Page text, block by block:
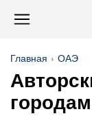
Главная ОАЭ
городам